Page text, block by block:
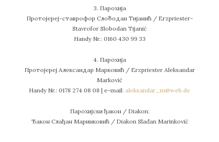
3. Парохија
Протојереј-ставрофор Слободан Тијанић / Erzpriester-
Stavrofor Slobodan Tijanić
Handy Nr.: 0160 430 99 33
4. Парохија
Протојереј Александар Марковић / Erzpriester Aleksandar
Marković
Handy Nr.: 0178 274 08 08 | e-mail: aleksandar_m@web.de
Парохијски ђакон / Diakon:
Ђакон Слађан Маринковић / Diakon Slađan Marinković